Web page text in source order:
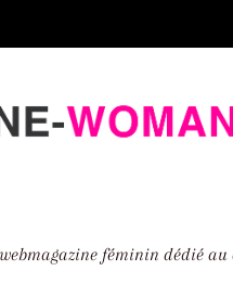
féminin dédié au